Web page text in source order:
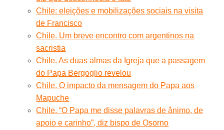
Chile: eleições e mobilizações sociais na visita
de Francisco
Chile. Um breve encontro com argentinos na
sacristia
Chile. As duas almas da Igreja que a passagem
do Papa Bergoglio revelou
Chile. O impacto da mensagem do Papa aos
Mapuche
Chile. “O Papa me disse palavras de ânimo, de
apoio e carinho”, diz bispo de Osorno